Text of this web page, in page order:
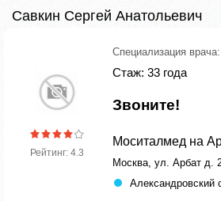
Савкин Сергей Анатольевич
Рейтинг: 4.3
Специализация врача:
Стаж: 33 года
Звоните!
Моситалмед на
Москва, ул. Арбат д.
Александровский